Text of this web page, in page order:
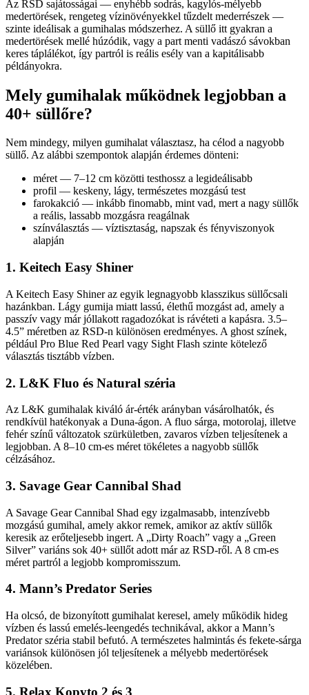
Az RSD sajátosságai — enyhébb sodrás, kagylós-mélyebb
medertörések, rengeteg vízinövényekkel tűzdelt mederrészek —
szinte ideálisak a gumihalas módszerhez. A süllő itt gyakran a
medertörések mellé húzódik, vagy a part menti vadászó sávokban
keres táplálékot, így partról is reális esély van a kapitálisabb
példányokra.
Mely gumihalak működnek legjobban a
40+ süllőre?
Nem mindegy, milyen gumihalat választasz, ha célod a nagyobb
süllő. Az alábbi szempontok alapján érdemes dönteni:
méret — 7–12 cm közötti testhossz a legideálisabb
profil — keskeny, lágy, természetes mozgású test
farokakció — inkább finomabb, mint vad, mert a nagy süllők
a reális, lassabb mozgásra reagálnak
színválasztás — víztisztaság, napszak és fényviszonyok
alapján
1. Keitech Easy Shiner
A Keitech Easy Shiner az egyik legnagyobb klasszikus süllőcsali
hazánkban. Lágy gumija miatt lassú, élethű mozgást ad, amely a
passzív vagy már jóllakott ragadozókat is rávéteti a kapásra. 3.5–
4.5” méretben az RSD-n különösen eredményes. A ghost színek,
például Pro Blue Red Pearl vagy Sight Flash szinte kötelező
választás tisztább vízben.
2. L&K Fluo és Natural széria
Az L&K gumihalak kiváló ár-érték arányban vásárolhatók, és
rendkívül hatékonyak a Duna-ágon. A fluo sárga, motorolaj, illetve
fehér színű változatok szürkületben, zavaros vízben teljesítenek a
legjobban. A 8–10 cm-es méret tökéletes a nagyobb süllők
célzásához.
3. Savage Gear Cannibal Shad
A Savage Gear Cannibal Shad egy izgalmasabb, intenzívebb
mozgású gumihal, amely akkor remek, amikor az aktív süllők
keresik az erőteljesebb ingert. A „Dirty Roach” vagy a „Green
Silver” variáns sok 40+ süllőt adott már az RSD-ről. A 8 cm-es
méret partról a legjobb kompromisszum.
4. Mann’s Predator Series
Ha olcsó, de bizonyított gumihalat keresel, amely működik hideg
vízben és lassú emelés-leengedés technikával, akkor a Mann’s
Predator széria stabil befutó. A természetes halmintás és fekete-sárga
variánsok különösen jól teljesítenek a mélyebb medertörések
közelében.
5. Relax Kopyto 2 és 3